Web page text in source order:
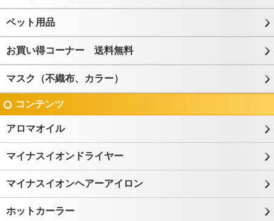
ペット用品
お買い得コーナー 送料無料
マスク（不織布、カラー）
コンテンツ
アロマオイル
マイナスイオンドライヤー
マイナスイオンヘアーアイロン
ホットカーラー